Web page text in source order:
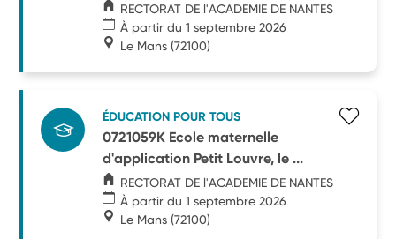
RECTORAT DE l'ACADEMIE DE NANTES
À partir du 1 septembre 2026
Le Mans (72100)
ÉDUCATION POUR TOUS
0721059K Ecole maternelle
d'application Petit Louvre, le ...
RECTORAT DE l'ACADEMIE DE NANTES
À partir du 1 septembre 2026
Le Mans (72100)